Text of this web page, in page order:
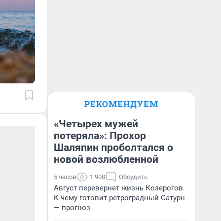
РЕКОМЕНДУЕМ
«Четырех мужей
потеряла»: Прохор
Шаляпин проболтался о
новой возлюбленной
5 часов 1 908 Обсудить
Август перевернет жизнь Козерогов.
К чему готовит ретроградный Сатурн
— прогноз